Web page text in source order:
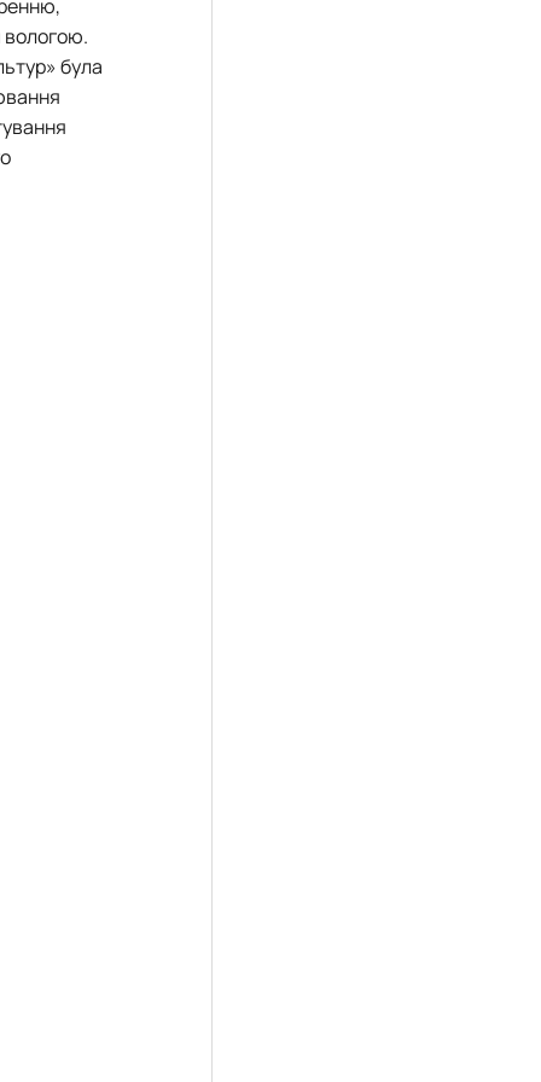
вологою.
була